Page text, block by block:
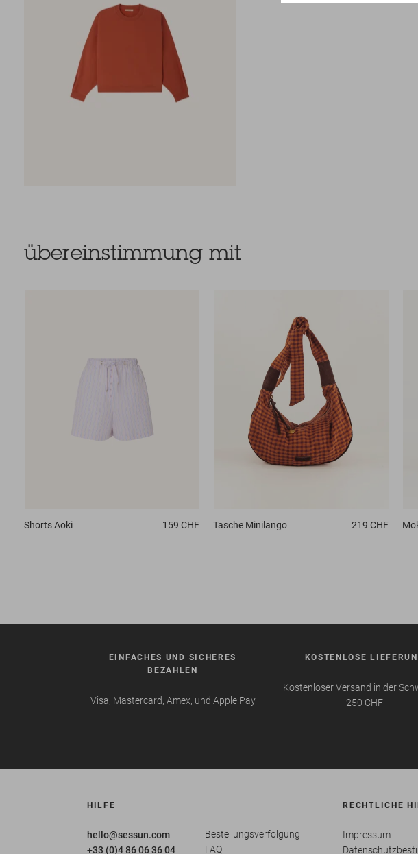
übereinstimmung mit
ShortsAoki 159 CHF Tasche Minilango 219 CHF
EINFACHES UND SICHERES
BEZAHLEN
Visa, Mastercard, Amex, und Apple Pay
KOSTENLOSE
Kostenloser Versand in der
250 CHF
HILFE
hello@sessun.com
+33 (0)4 86 06 36 04
Bestellungsverfolgung
FAQ
RECHTLICHE
Impressum